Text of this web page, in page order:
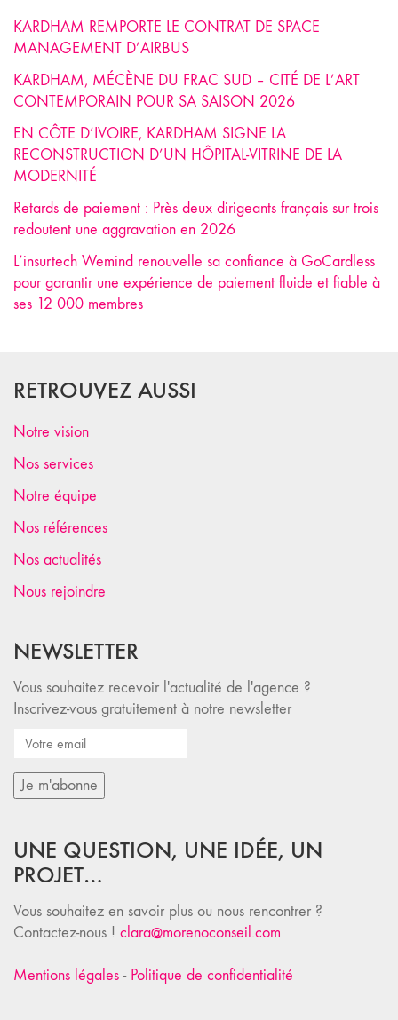
KARDHAM REMPORTE LE CONTRAT DE SPACE
MANAGEMENT D’AIRBUS
KARDHAM, MÉCÈNE DU FRAC SUD – CITÉ DE L’ART
CONTEMPORAIN POUR SA SAISON 2026
EN CÔTE D’IVOIRE, KARDHAM SIGNE LA
RECONSTRUCTION D’UN HÔPITAL-VITRINE DE LA
MODERNITÉ
Retards de paiement : Près deux dirigeants français sur trois
redoutent une aggravation en 2026
L’insurtech Wemind renouvelle sa confiance à GoCardless
pour garantir une expérience de paiement fluide et fiable à
ses 12 000 membres
RETROUVEZ AUSSI
Notre vision
Nos services
Notre équipe
Nos références
Nos actualités
Nous rejoindre
NEWSLETTER
Vous souhaitez recevoir l'actualité de l'agence ?
Inscrivez-vous gratuitement à notre newsletter
UNE QUESTION, UNE IDÉE, UN
PROJET…
Vous souhaitez en savoir plus ou nous rencontrer ?
Contactez-nous ! clara@morenoconseil.com
Mentions légales - Politique de confidentialité